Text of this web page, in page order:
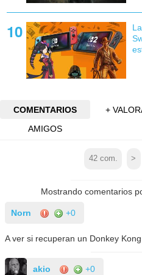
COMENTARIOS
+
AMIGOS
42com. >
Mostrando comentarios
Norn +0
A ver si recuperan un Donkey
akio +0